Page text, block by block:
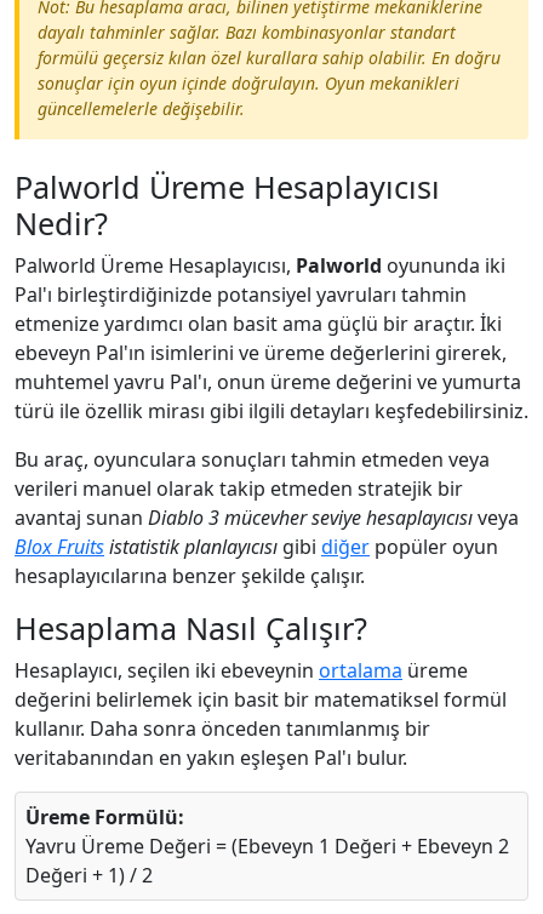
Not: Bu hesaplama aracı, bilinen yetiştirme mekaniklerine
dayalı tahminler sağlar. Bazı kombinasyonlar standart
formülü geçersiz kılan özel kurallara sahip olabilir. En doğru
sonuçlar için oyun içinde doğrulayın. Oyun mekanikleri
güncellemelerle değişebilir.
Palworld Üreme Hesaplayıcısı
Nedir?
Palworld Üreme Hesaplayıcısı, Palworld oyununda iki
Pal'ı birleştirdiğinizde potansiyel yavruları tahmin
etmenize yardımcı olan basit ama güçlü bir araçtır. İki
ebeveyn Pal'ın isimlerini ve üreme değerlerini girerek,
muhtemel yavru Pal'ı, onun üreme değerini ve yumurta
türü ile özellik mirası gibi ilgili detayları keşfedebilirsiniz.
Bu araç, oyunculara sonuçları tahmin etmeden veya
verileri manuel olarak takip etmeden stratejik bir
avantaj sunan Diablo 3 mücevher seviye hesaplayıcısıveya
Blox Fruitsistatistik planlayıcısı gibi diğer popüler oyun
hesaplayıcılarına benzer şekilde çalışır.
Hesaplama Nasıl Çalışır?
Hesaplayıcı, seçilen iki ebeveynin ortalama üreme
değerini belirlemek için basit bir matematiksel formül
kullanır. Daha sonra önceden tanımlanmış bir
veritabanından en yakın eşleşen Pal'ı bulur.
Üreme Formülü:
Yavru Üreme Değeri = (Ebeveyn 1 Değeri + Ebeveyn 2
Değeri + 1) / 2